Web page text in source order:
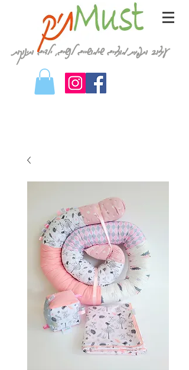
עיצוב ותפירת מוצרים שימושיים לנשים, ילדים ותינוקות